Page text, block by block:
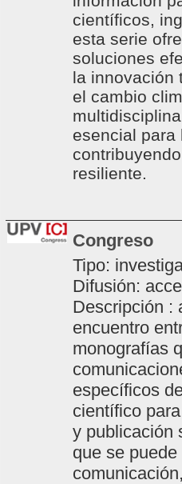
científicos,
esta serie
soluciones
la innovación
el cambio
esencial para
resiliente.
Congreso
Tipo:
Difusión:
Descripción :
encuentro
monografías
específicos
científico
y publicación
que se